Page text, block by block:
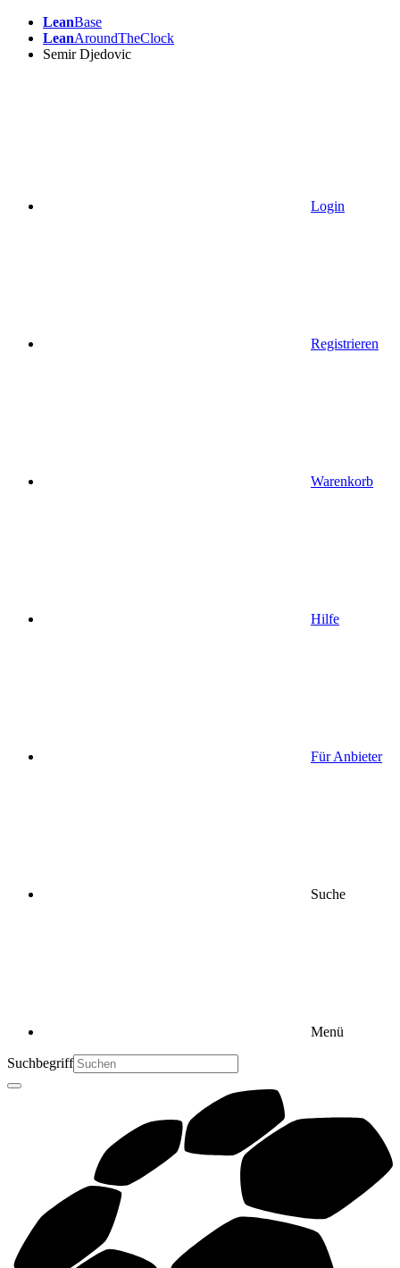
LeanBase
LeanAroundTheClock
Semir Djedovic
Login
Registrieren
Warenkorb
Hilfe
Für Anbieter
Suche
Menü
Suchbegriff